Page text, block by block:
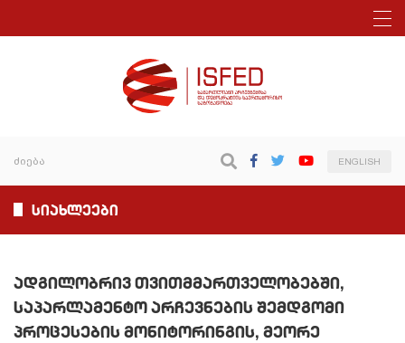
ENGLISH
სიახლეები
ადგილობრივ თვითმმართველობებში,
საპარლამენტო არჩევნების შემდგომი
პროცესების მონიტორინგის, მეორე